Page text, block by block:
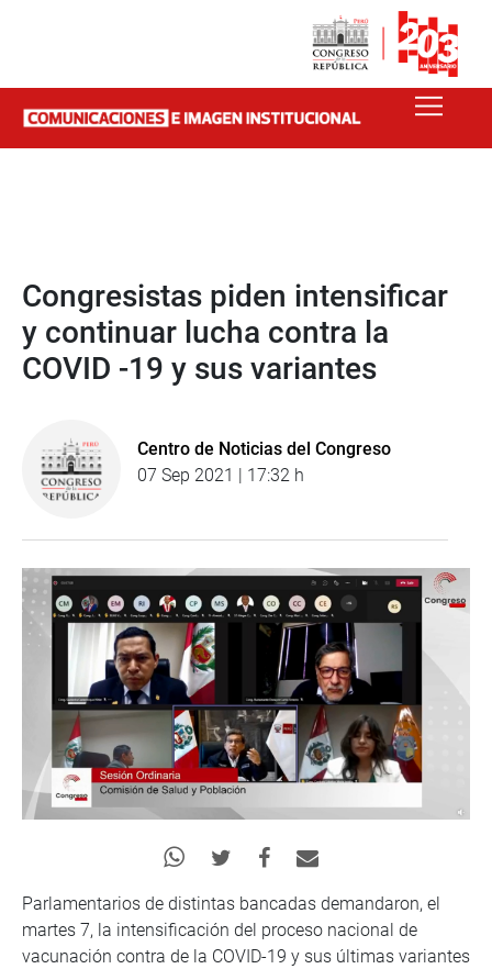
Congresistas piden intensificar
y continuar lucha contra la
COVID -19 y sus variantes
Centro de Noticias del Congreso
07 Sep 2021 | 17:32 h
Parlamentarios de distintas bancadas demandaron, el
martes 7, la intensificación del proceso nacional de
vacunación contra de la COVID-19 y sus últimas variantes